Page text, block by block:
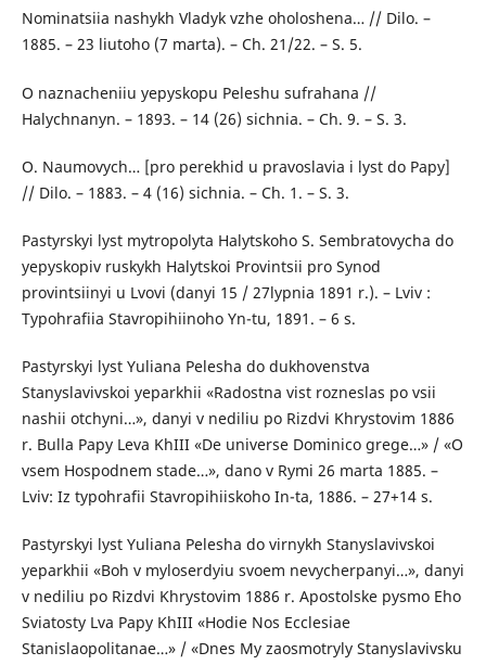
Nominatsiia nashykh Vladyk vzhe oholoshena… // Dilo. –
1885. – 23 liutoho (7 marta). – Ch. 21/22. – S. 5.
O naznacheniiu yepyskopu Peleshu sufrahana //
Halychnanyn. – 1893. – 14 (26) sichnia. – Ch. 9. – S. 3.
O. Naumovych… [pro perekhid u pravoslavia i lyst do Papy]
// Dilo. – 1883. – 4 (16) sichnia. – Ch. 1. – S. 3.
Pastyrskyi lyst mytropolyta Halytskoho S. Sembratovycha do
yepyskopiv ruskykh Halytskoi Provintsii pro Synod
provintsiinyi u Lvovi (danyi 15 / 27lypnia 1891 r.). – Lviv :
Typohrafiia Stavropihiinoho Yn-tu, 1891. – 6 s.
Pastyrskyi lyst Yuliana Pelesha do dukhovenstva
Stanyslavivskoi yeparkhii «Radostna vist rozneslas po vsii
nashii otchyni…», danyi v nediliu po Rizdvi Khrystovim 1886
r. Bulla Papy Leva KhIII «De universe Dominico grege…» / «O
vsem Hospodnem stade…», dano v Rymi 26 marta 1885. –
Lviv: Iz typohrafii Stavropihiiskoho In-ta, 1886. – 27+14 s.
Pastyrskyi lyst Yuliana Pelesha do virnykh Stanyslavivskoi
yeparkhii «Boh v myloserdyiu svoem nevycherpanyi…», danyi
v nediliu po Rizdvi Khrystovim 1886 r. Apostolske pysmo Eho
Sviatosty Lva Papy KhIII «Hodie Nos Ecclesiae
Stanislaopolitanae…» / «Dnes My zaosmotryly Stanyslavivsku